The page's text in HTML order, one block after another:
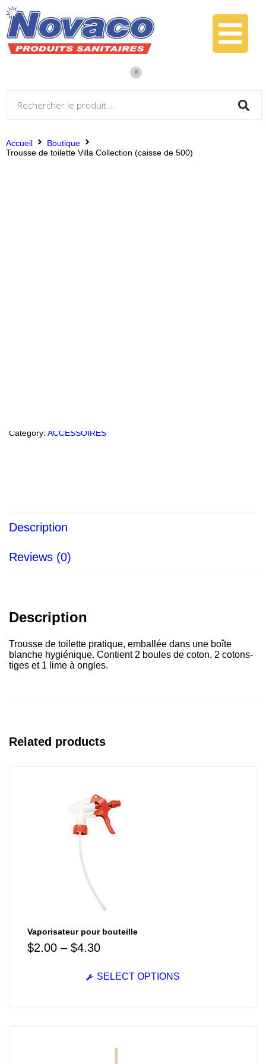
0
Accueil
Boutique
Trousse de toilette Villa Collection (caisse de 500)
Category: ACCESSOIRES
Description
Reviews (0)
Description
Trousse de toilette pratique, emballée dans une boîte
blanche hygiénique. Contient 2 boules de coton, 2 cotons-
tiges et 1 lime à ongles.
Related products
Vaporisateur pour bouteille
$2.00 – $4.30
SELECT OPTIONS